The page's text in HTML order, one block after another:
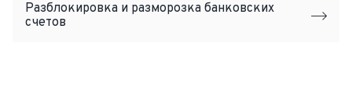
Разблокировка и разморозка банковских
счетов